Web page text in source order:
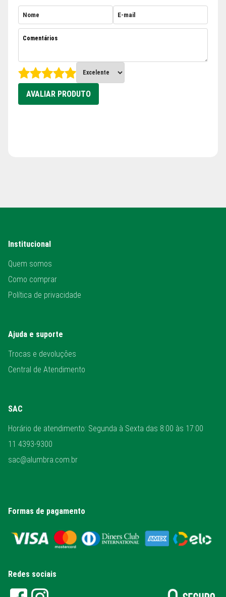
AVALIAR PRODUTO
Institucional
Quem somos
Como comprar
Política de privacidade
Ajuda e suporte
Trocas e devoluções
Central de Atendimento
SAC
Horário de atendimento: Segunda à Sexta das 8:00 às 17:00
11 4393-9300
sac@alumbra.com.br
Formas de pagamento
Redes sociais